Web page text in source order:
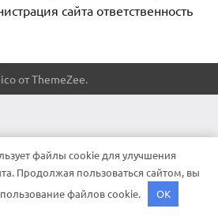
сайта ответственность
от ThemeZee.
файлы cookie для улучшения
Продолжая пользоваться сайтом, вы
файлов cookie.
OK